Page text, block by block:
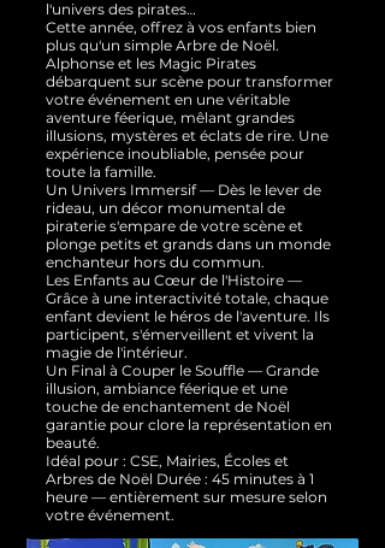
l'univers des pirates…
Cette année, offrez à vos enfants bien
plus qu'un simple Arbre de Noël.
Alphonse et les Magic Pirates
débarquent sur scène pour transformer
votre événement en une véritable
aventure féerique, mêlant grandes
illusions, mystères et éclats de rire. Une
expérience inoubliable, pensée pour
toute la famille.
Un Univers Immersif — Dès le lever de
rideau, un décor monumental de
piraterie s'empare de votre scène et
plonge petits et grands dans un monde
enchanteur hors du commun.
Les Enfants au Cœur de l'Histoire —
Grâce à une interactivité totale, chaque
enfant devient le héros de l'aventure. Ils
participent, s'émerveillent et vivent la
magie de l'intérieur.
Un Final à Couper le Souffle — Grande
illusion, ambiance féerique et une
touche de enchantement de Noël
garantie pour clore la représentation en
beauté.
Idéal pour : CSE, Mairies, Écoles et
Arbres de Noël Durée : 45 minutes à 1
heure — entièrement sur mesure selon
votre événement.